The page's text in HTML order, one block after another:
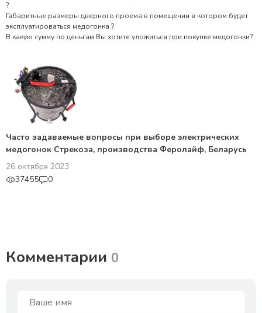
?
Габаритные размеры дверного проема в помещении в котором будет
эксплуатироваться медогонка ?
В какую сумму по деньгам Вы хотите уложиться при покупке медогонки?
Часто задаваемые вопросы при выборе электрических
медогонок Стрекоза, производства Феролайф, Беларусь
26 октября 2023
37455
0
Комментарии 0